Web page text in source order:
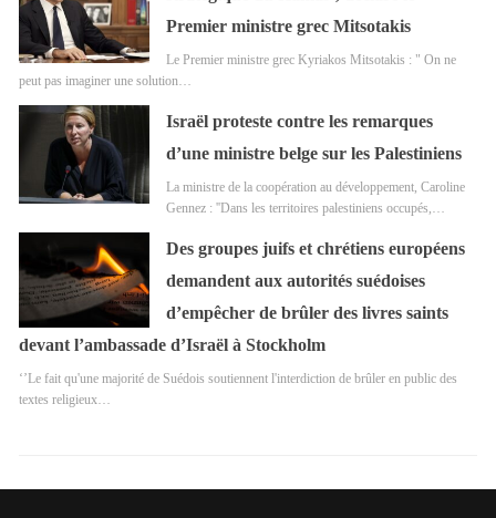
Premier ministre grec Mitsotakis
Le Premier ministre grec Kyriakos Mitsotakis : " On ne
peut pas imaginer une solution…
Israël proteste contre les remarques
d’une ministre belge sur les Palestiniens
La ministre de la coopération au développement, Caroline
Gennez : ''Dans les territoires palestiniens occupés,…
Des groupes juifs et chrétiens européens
demandent aux autorités suédoises
d’empêcher de brûler des livres saints
devant l’ambassade d’Israël à Stockholm
‘’Le fait qu'une majorité de Suédois soutiennent l'interdiction de brûler en public des
textes religieux…